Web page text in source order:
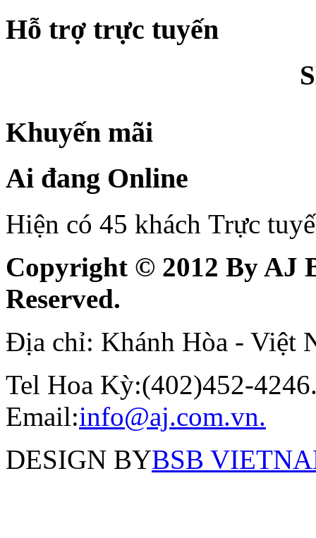
Hỗ trợ trực tuyến
Khuyến mãi
Ai đang Online
Hiện có 45 khách Trực
Copyright © 2012 By AJ
Reserved.
Địa chỉ: Khánh Hòa - Việt
Tel Hoa Kỳ:(402)452-
Email:info@aj.com.vn.
DESIGN BYBSB